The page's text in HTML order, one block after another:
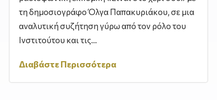
τη δημοσιογράφο Όλγα Παπακυριάκου, σε μια
αναλυτική συζήτηση γύρω από τον ρόλο του
Ινστιτούτου και τις...
Διαβάστε Περισσότερα